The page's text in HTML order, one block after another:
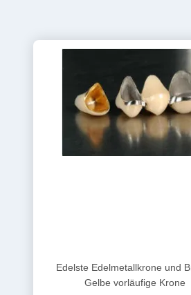
Edelste Edelmetallkrone und
Gelbe vorläufige Krone